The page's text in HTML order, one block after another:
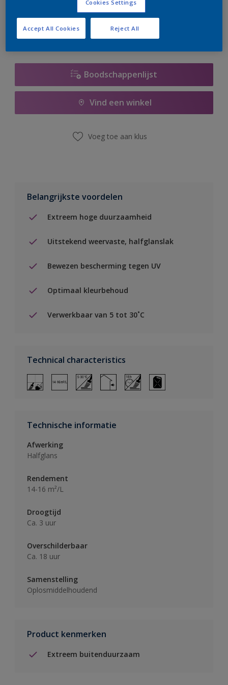
er hard aan om de voorraad aan te vullen.
Boodschappenlijst
Vind een winkel
Voeg toe aan klus
Belangrijkste voordelen
Extreem hoge duurzaamheid
Uitstekend weervaste, halfglanslak
Bewezen bescherming tegen UV
Optimaal kleurbehoud
Verwerkbaar van 5 tot 30˚C
Technical characteristics
Technische informatie
Afwerking
Halfglans
Rendement
14-16 m²/L
Droogtijd
Ca. 3 uur
Overschilderbaar
Ca. 18 uur
Samenstelling
Oplosmiddelhoudend
Product kenmerken
Extreem buitenduurzaam
Cookies Settings
Reject All
Accept All Cookies